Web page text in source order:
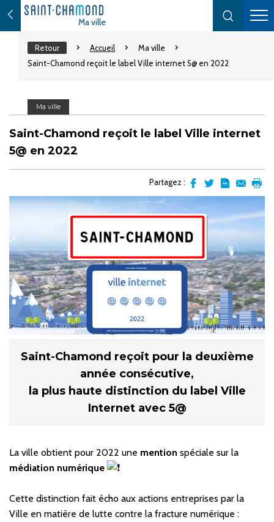
Ma ville
Retour Accueil
Ma ville
Saint-Chamond reçoit le label Ville internet 5@ en 2022
Ma ville
Saint-Chamond reçoit le label Ville internet
5@ en 2022
Partagez :
sur
facebook
Twitter
en
pdf
email
Saint-Chamond reçoit pour la deuxième
année consécutive,
la plus haute distinction du label Ville
Internet avec 5@
La ville obtient pour 2022 une mention spéciale sur la
médiation numérique
Cette distinction fait écho aux actions entreprises par la
Ville en matière de lutte contre la fracture numérique :